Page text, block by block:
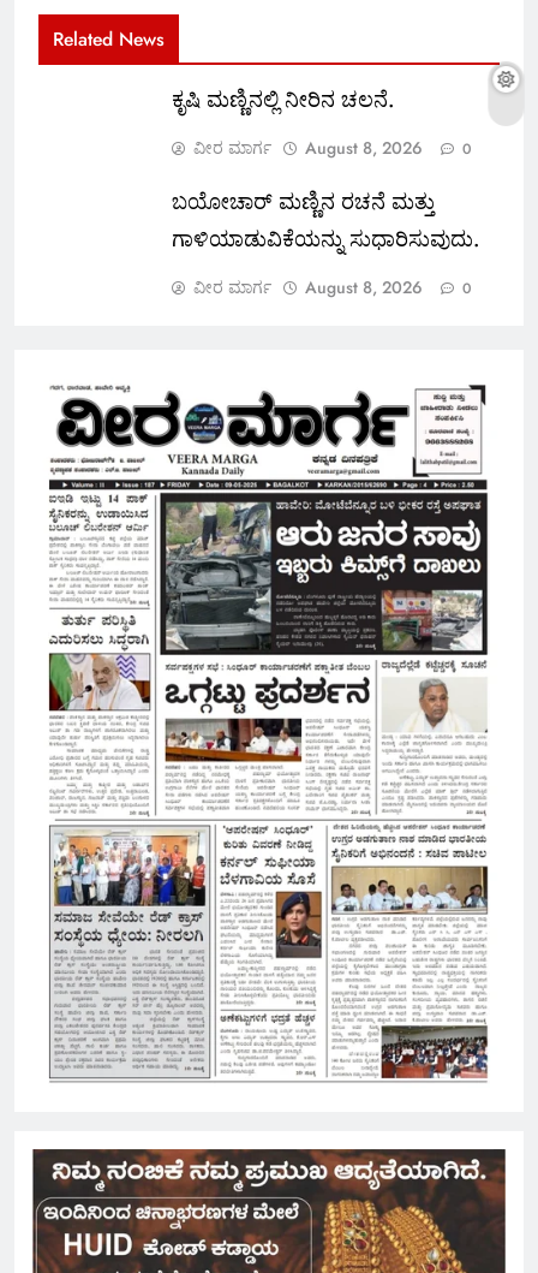
Related News
ಕೃಷಿ ಮಣ್ಣಿನಲ್ಲಿ ನೀರಿನ ಚಲನೆ.
ವೀರ ಮಾರ್ಗ August 8, 2026 0
ಬಯೋಚಾರ್ ಮಣ್ಣಿನ ರಚನೆ ಮತ್ತು
ಗಾಳಿಯಾಡುವಿಕೆಯನ್ನು ಸುಧಾರಿಸುವುದು.
ವೀರ ಮಾರ್ಗ August 8, 2026 0